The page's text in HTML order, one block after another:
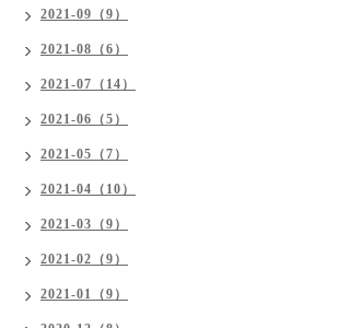
2021-09（9）
2021-08（6）
2021-07（14）
2021-06（5）
2021-05（7）
2021-04（10）
2021-03（9）
2021-02（9）
2021-01（9）